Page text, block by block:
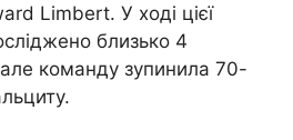
Limbert. У ході цієї
близько 4
але команду зупинила 70-